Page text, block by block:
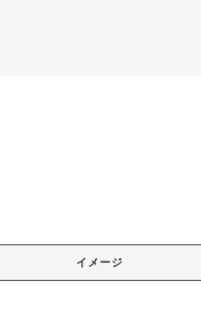
イメージ